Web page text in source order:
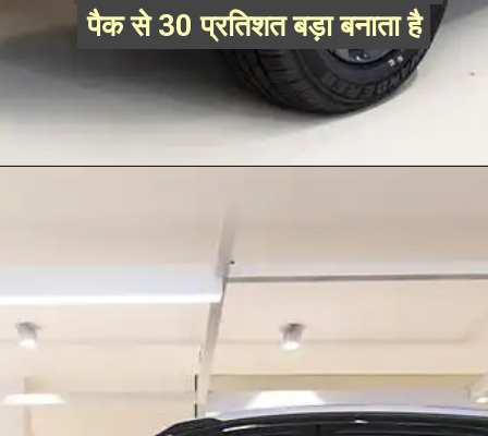
पैक से 30 प्रतिशत बड़ा बनाता है
पैक से 30 प्रतिशत बड़ा बनाता है